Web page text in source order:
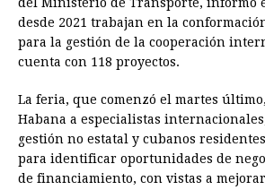
del Ministerio de Transporte, informó
desde 2021 trabajan en la
para la gestión de la cooperación
cuenta con 118 proyectos.
La feria, que comenzó el martes
Habana a especialistas
gestión no estatal y cubanos
para identificar oportunidades de
de financiamiento, con vistas a